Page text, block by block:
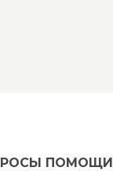
ПОМОЩИ